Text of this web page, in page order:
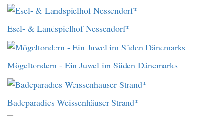
Esel- & Landspielhof Nessendorf*
Mögeltondern - Ein Juwel im Süden Dänemarks
Badeparadies Weissenhäuser Strand*